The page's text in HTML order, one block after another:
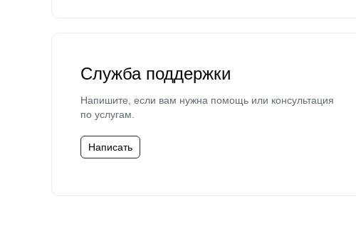
Служба поддержки
Напишите, если вам нужна помощь или консультация
по услугам.
Написать